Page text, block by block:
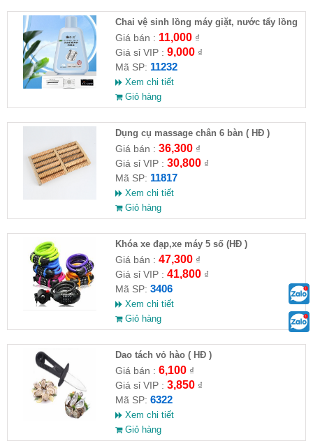
Chai vệ sinh lồng máy giặt, nước tẩy lồng
máy giặt CLEANING FLUID
Giá bán : 11,000₫
Giá sỉ VIP : 9,000₫
Mã SP: 11232
Xem chi tiết
Giỏ hàng
Dụng cụ massage chân 6 bàn ( HĐ )
Giá bán : 36,300₫
Giá sỉ VIP : 30,800₫
Mã SP: 11817
Xem chi tiết
Giỏ hàng
Khóa xe đạp,xe máy 5 số (HĐ )
Giá bán : 47,300₫
Giá sỉ VIP : 41,800₫
Mã SP: 3406
Xem chi tiết
Giỏ hàng
Dao tách vỏ hào ( HĐ )
Giá bán : 6,100₫
Giá sỉ VIP : 3,850₫
Mã SP: 6322
Xem chi tiết
Giỏ hàng